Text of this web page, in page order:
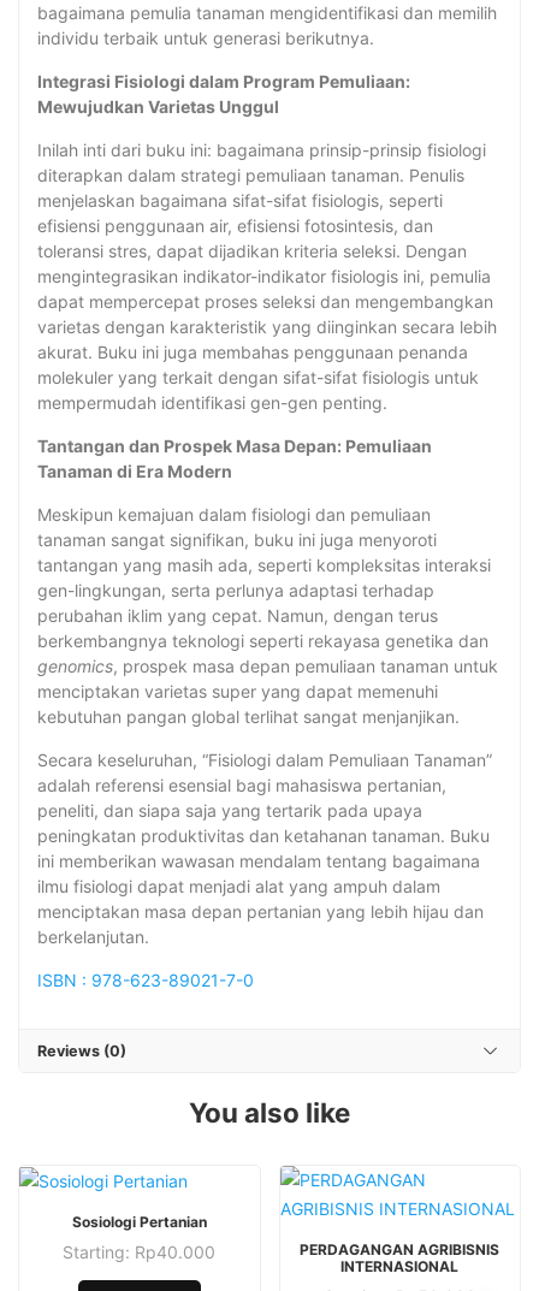
bagaimana pemulia tanaman mengidentifikasi dan memilih
individu terbaik untuk generasi berikutnya.
Integrasi Fisiologi dalam Program Pemuliaan:
Mewujudkan Varietas Unggul
Inilah inti dari buku ini: bagaimana prinsip-prinsip fisiologi
diterapkan dalam strategi pemuliaan tanaman. Penulis
menjelaskan bagaimana sifat-sifat fisiologis, seperti
efisiensi penggunaan air, efisiensi fotosintesis, dan
toleransi stres, dapat dijadikan kriteria seleksi. Dengan
mengintegrasikan indikator-indikator fisiologis ini, pemulia
dapat mempercepat proses seleksi dan mengembangkan
varietas dengan karakteristik yang diinginkan secara lebih
akurat. Buku ini juga membahas penggunaan penanda
molekuler yang terkait dengan sifat-sifat fisiologis untuk
mempermudah identifikasi gen-gen penting.
Tantangan dan Prospek Masa Depan: Pemuliaan
Tanaman di Era Modern
Meskipun kemajuan dalam fisiologi dan pemuliaan
tanaman sangat signifikan, buku ini juga menyoroti
tantangan yang masih ada, seperti kompleksitas interaksi
gen-lingkungan, serta perlunya adaptasi terhadap
perubahan iklim yang cepat. Namun, dengan terus
berkembangnya teknologi seperti rekayasa genetika dan
genomics, prospek masa depan pemuliaan tanaman untuk
menciptakan varietas super yang dapat memenuhi
kebutuhan pangan global terlihat sangat menjanjikan.
Secara keseluruhan, “Fisiologi dalam Pemuliaan Tanaman”
adalah referensi esensial bagi mahasiswa pertanian,
peneliti, dan siapa saja yang tertarik pada upaya
peningkatan produktivitas dan ketahanan tanaman. Buku
ini memberikan wawasan mendalam tentang bagaimana
ilmu fisiologi dapat menjadi alat yang ampuh dalam
menciptakan masa depan pertanian yang lebih hijau dan
berkelanjutan.
ISBN : 978-623-89021-7-0
Reviews (0)
You also like
Sosiologi Pertanian
Starting: Rp40.000
This
product
PERDAGANGAN AGRIBISNIS
INTERNASIONAL